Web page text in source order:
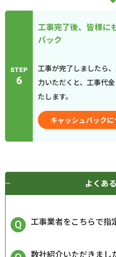
STEP
6
工事完了後、皆様に
バック
工事が完了しましたら
力いただくと、工事代
たします。
キャッシュバックに
よくあ
工事業者をこちらで指
数社紹介いただきまし